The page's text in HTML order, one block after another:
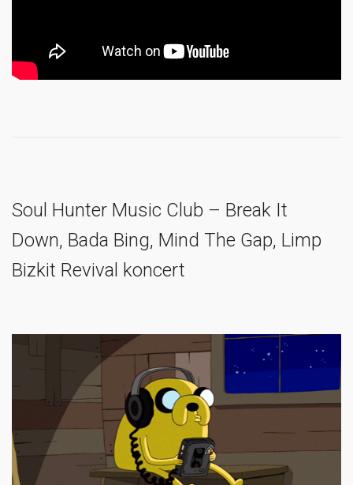
Soul Hunter Music Club – Break It
Down, Bada Bing, Mind The Gap, Limp
Bizkit Revival koncert